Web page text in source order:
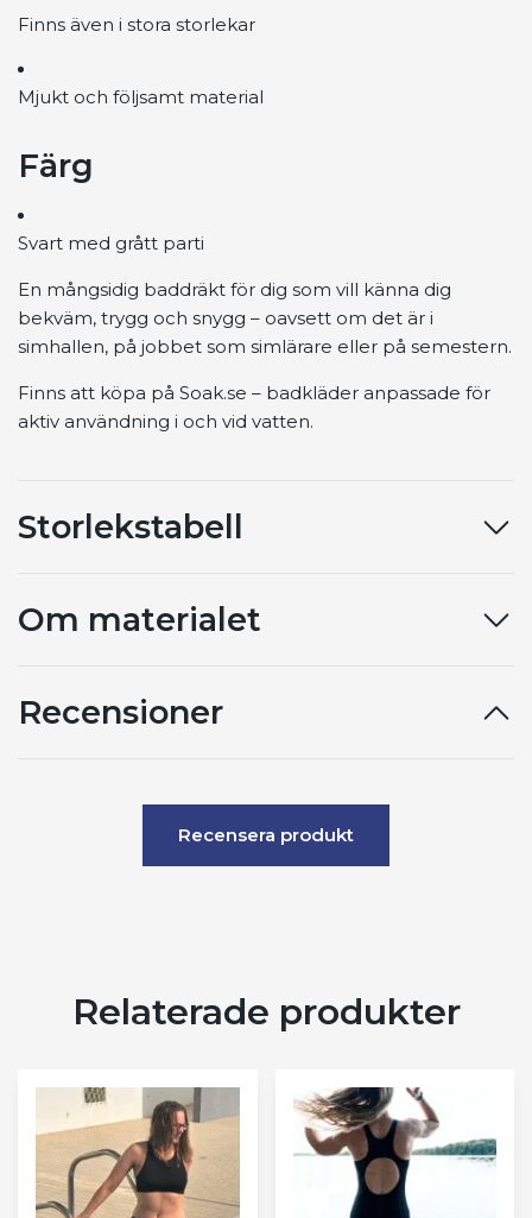
Finns även i stora storlekar
Mjukt och följsamt material
Färg
Svart med grått parti
En mångsidig baddräkt för dig som vill känna dig
bekväm, trygg och snygg – oavsett om det är i
simhallen, på jobbet som simlärare eller på semestern.
Finns att köpa på Soak.se – badkläder anpassade för
aktiv användning i och vid vatten.
Storlekstabell
Om materialet
Recensioner
Recensera produkt
Relaterade produkter